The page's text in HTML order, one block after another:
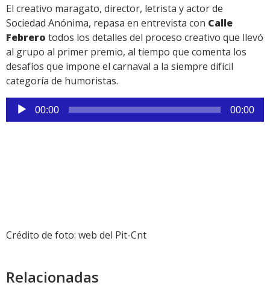
Link
El creativo maragato, director, letrista y actor de
Sociedad Anónima, repasa en entrevista con Calle
Febrero todos los detalles del proceso creativo que llevó
al grupo al primer premio, al tiempo que comenta los
desafíos que impone el carnaval a la siempre difícil
categoría de humoristas.
Reproductor
de
00:00 00:00
Crédito de foto: web del Pit-Cnt
Relacionadas